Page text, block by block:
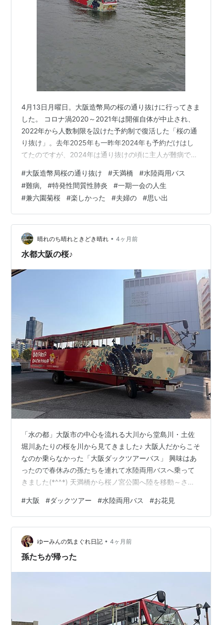
4月13日月曜日。大阪造幣局の桜の通り抜けに行ってきま
した。 コロナ渦2020～2021年は開催自体が中止され、
2022年から人数制限を設けた予約制で復活した「桜の通
り抜け」。去年2025年も一昨年2024年も予約だけはし
てたのですが、2024年は通り抜けの頃に主人が難病であ
条件が整わず断念。今年、ようやく行くことが出来まし
た。 桜の通り抜けへ行くのは14年ぶりです。14年ぶりで
天満橋を歩きました。 ふと下を見ると、水面に珍しい物
を発見！ 水陸両用の観光バスです。「八軒屋浜」の船着
き場が近いので、そちらへ向かっているのかな。ついで
に、鳩まで写り…
#大阪造幣局桜の通り抜け #天満橋 #水陸両用バス
#難病, #特発性間質性肺炎 #一期一会の人生
#兼六園菊桜 #楽しかった #夫婦の #思い出
晴れのち晴れときどき晴れ • 4ヶ月前
水都大阪の桜♪
「水の都」大阪市の中心を流れる大川から堂島川・土佐
堀川あたりの桜を川から見てきました♪ 大阪人だからこそ
なのか乗らなかった「大阪ダックツアーバス」 興味はあ
ったので春休みの孫たちを連れて水陸両用バスへ乗って
きました(*^^*) 天満橋から桜ノ宮公園へ陸を移動～さぁ
してくれます。 桜ノ宮から運転手さんが交代！今度は船
長さんに変わります。 大川から桜を見ます。 桜ノ宮公会
堂横の橋をくぐり抜け 日本のお金が作られている造幣局
「桜の通りに抜け」で有名です。 たくさんの屋台が準備
されていました。 今週あたりが見頃でしょう♪ 大川から
#大阪 #ダックツアー #水陸両用バス #お花見
ゆーみんの気まぐれ日記 • 4ヶ月前
孫たちが帰った